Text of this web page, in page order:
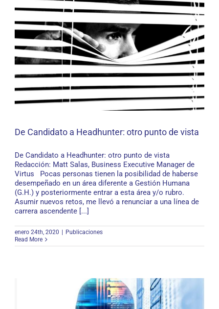
De Candidato a Headhunter: otro punto de vista
De Candidato a Headhunter: otro punto de vista
De Candidato a Headhunter: otro punto de vista
Redacción: Matt Salas, Business Executive Manager de
Virtus Pocas personas tienen la posibilidad de haberse
desempeñado en un área diferente a Gestión Humana
(G.H.) y posteriormente entrar a esta área y/o rubro.
Asumir nuevos retos, me llevó a renunciar a una línea de
carrera ascendente [...]
enero 24th, 2020
Publicaciones
Read More